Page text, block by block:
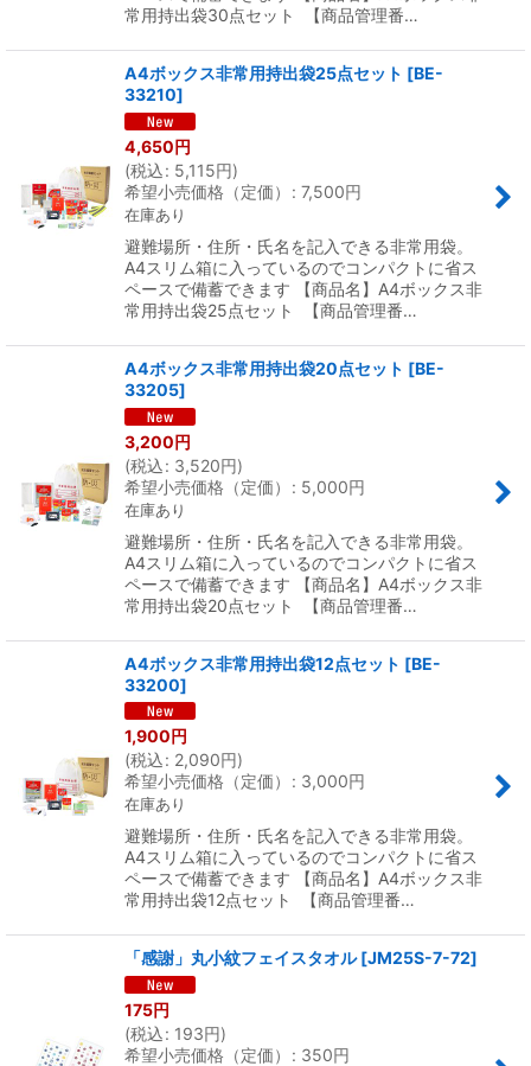
常用持出袋30点セット 【商品管理番…
A4ボックス非常用持出袋25点セット [BE-
33210]
4,650円
(税込: 5,115円)
希望小売価格（定価）
: 7,500円
在庫あり
避難場所・住所・氏名を記入できる非常用袋。
A4スリム箱に入っているのでコンパクトに省ス
ペースで備蓄できます 【商品名】A4ボックス非
常用持出袋25点セット 【商品管理番…
A4ボックス非常用持出袋20点セット [BE-
33205]
3,200円
(税込: 3,520円)
希望小売価格（定価）
: 5,000円
在庫あり
避難場所・住所・氏名を記入できる非常用袋。
A4スリム箱に入っているのでコンパクトに省ス
ペースで備蓄できます 【商品名】A4ボックス非
常用持出袋20点セット 【商品管理番…
A4ボックス非常用持出袋12点セット [BE-
33200]
1,900円
(税込: 2,090円)
希望小売価格（定価）
: 3,000円
在庫あり
避難場所・住所・氏名を記入できる非常用袋。
A4スリム箱に入っているのでコンパクトに省ス
ペースで備蓄できます 【商品名】A4ボックス非
常用持出袋12点セット 【商品管理番…
「感謝」丸小紋フェイスタオル [JM25S-7-72]
175円
(税込: 193円)
希望小売価格（定価）
: 350円